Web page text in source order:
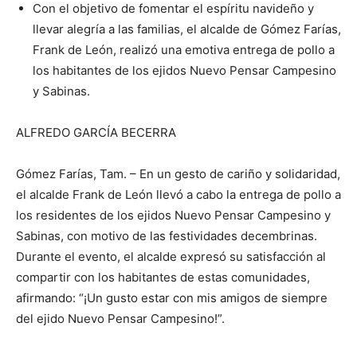
Con el objetivo de fomentar el espíritu navideño y
llevar alegría a las familias, el alcalde de Gómez Farías,
Frank de León, realizó una emotiva entrega de pollo a
los habitantes de los ejidos Nuevo Pensar Campesino
y Sabinas.
ALFREDO GARCÍA BECERRA
Gómez Farías, Tam. – En un gesto de cariño y solidaridad,
el alcalde Frank de León llevó a cabo la entrega de pollo a
los residentes de los ejidos Nuevo Pensar Campesino y
Sabinas, con motivo de las festividades decembrinas.
Durante el evento, el alcalde expresó su satisfacción al
compartir con los habitantes de estas comunidades,
afirmando: “¡Un gusto estar con mis amigos de siempre
del ejido Nuevo Pensar Campesino!”.